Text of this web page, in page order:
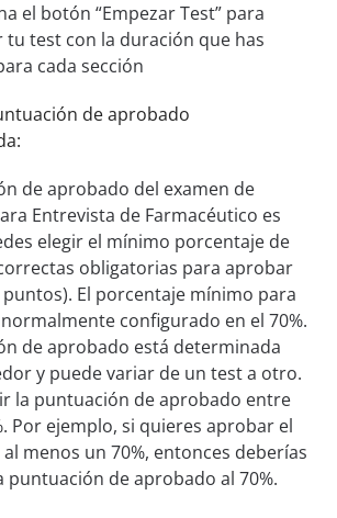
el botón “Empezar Test” para
tu test con la duración que has
cada sección
de aprobado
de aprobado del examen de
Entrevista de Farmacéutico es
elegir el mínimo porcentaje de
obligatorias para aprobar
El porcentaje mínimo para
configurado en el 70%.
de aprobado está determinada
y puede variar de un test a otro.
la puntuación de aprobado entre
Por ejemplo, si quieres aprobar el
menos un 70%, entonces deberías
puntuación de aprobado al 70%.